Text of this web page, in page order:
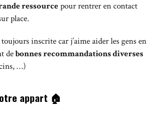
ressourcepour rentrer en contact
place.
inscrite car j’aime aider les gens en
debonnes recommandations diverses
…)
appart 🏠